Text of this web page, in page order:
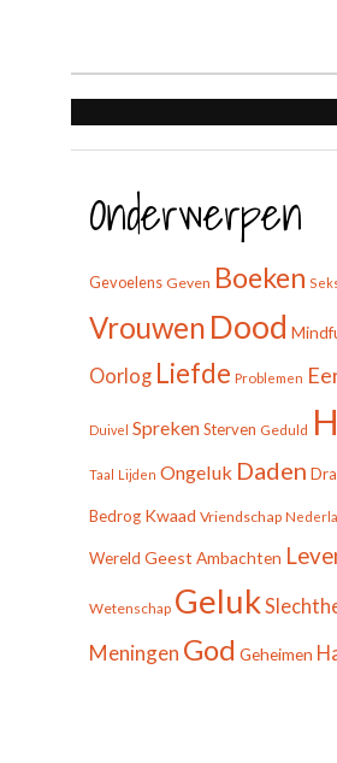
Onderwerpen
Gevoelens Geven Boeken
Vrouwen Dood
Oorlog Liefde Problemen
Duivel SprekenSterven Geduld
Taal Lijden Ongeluk Daden
Bedrog Kwaad Vriendschap
Wereld Geest Ambachten
Wetenschap Geluk
Meningen God Geheimen